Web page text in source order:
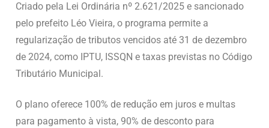
Criado pela Lei Ordinária nº 2.621/2025 e sancionado
pelo prefeito Léo Vieira, o programa permite a
regularização de tributos vencidos até 31 de dezembro
de 2024, como IPTU, ISSQN e taxas previstas no Código
Tributário Municipal.
O plano oferece 100% de redução em juros e multas
para pagamento à vista, 90% de desconto para